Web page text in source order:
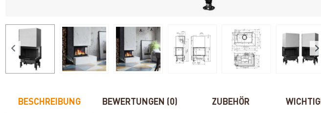
BESCHREIBUNG BEWERTUNGEN (0) ZUBEHÖR